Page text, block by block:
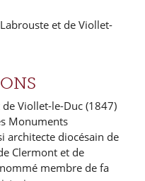
et de Viollet-
Viollet-le-Duc (1847)
Monuments
architecte diocésain de
Clermont et de
membre de fa